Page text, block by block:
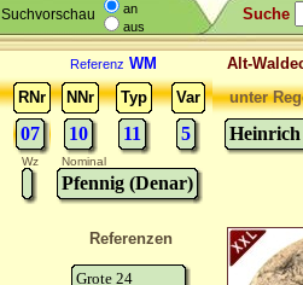
Suchvorschau
an
aus
Suche
Referenz WM
Alt-
RNr
NNr Typ Var
07 10 11 5
unter
Wz Nominal
Pfennig (Denar)
Referenzen
Grote 24